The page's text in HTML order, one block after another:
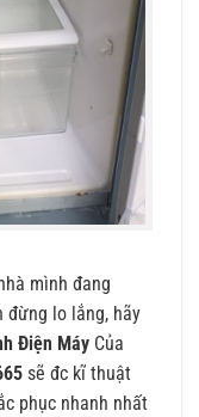
mình đang
đừng lo lắng, hãy
Điện Máy Của
sẽ đc kĩ thuật
phục nhanh nhất